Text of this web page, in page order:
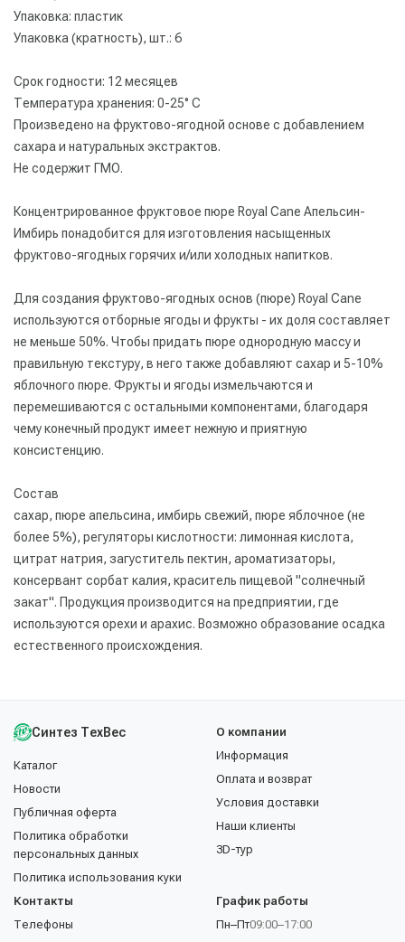
Упаковка: пластик
Упаковка (кратность), шт.: 6
Срок годности: 12 месяцев
Температура хранения: 0-25° С
Произведено на фруктово-ягодной основе с добавлением
сахара и натуральных экстрактов.
Не содержит ГМО.
Концентрированное фруктовое пюре Royal Cane Апельсин-
Имбирь понадобится для изготовления насыщенных
фруктово-ягодных горячих и/или холодных напитков.
Для создания фруктово-ягодных основ (пюре) Royal Cane
используются отборные ягоды и фрукты - их доля составляет
не меньше 50%. Чтобы придать пюре однородную массу и
правильную текстуру, в него также добавляют сахар и 5-10%
яблочного пюре. Фрукты и ягоды измельчаются и
перемешиваются с остальными компонентами, благодаря
чему конечный продукт имеет нежную и приятную
консистенцию.
Состав
сахар, пюре апельсина, имбирь свежий, пюре яблочное (не
более 5%), регуляторы кислотности: лимонная кислота,
цитрат натрия, загуститель пектин, ароматизаторы,
консервант сорбат калия, краситель пищевой "солнечный
закат". Продукция производится на предприятии, где
используются орехи и арахис. Возможно образование осадка
естественного происхождения.
Синтез ТехВес
Каталог
Новости
Публичная оферта
Политика обработки
персональных данных
Политика использования куки
О компании
Информация
Оплата и возврат
Условия доставки
Наши клиенты
3D-тур
Контакты
Телефоны
График работы
Пн–Пт09:00–17:00